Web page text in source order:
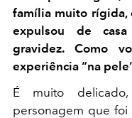
família muito rígida,
expulsou de
gravidez. Como
experiência “na
É muito
personagem que foi